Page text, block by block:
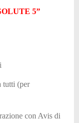
5”
tutti (per
con Avis di